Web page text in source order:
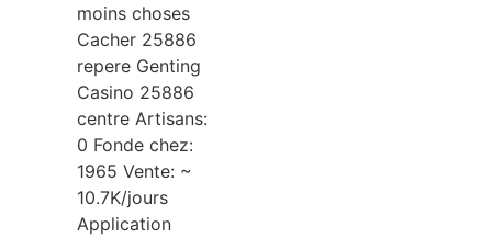
moins choses
Cacher 25886
repere Genting
Casino 25886
centre Artisans:
0 Fonde chez:
1965 Vente: ~
10.7K/jours
Application